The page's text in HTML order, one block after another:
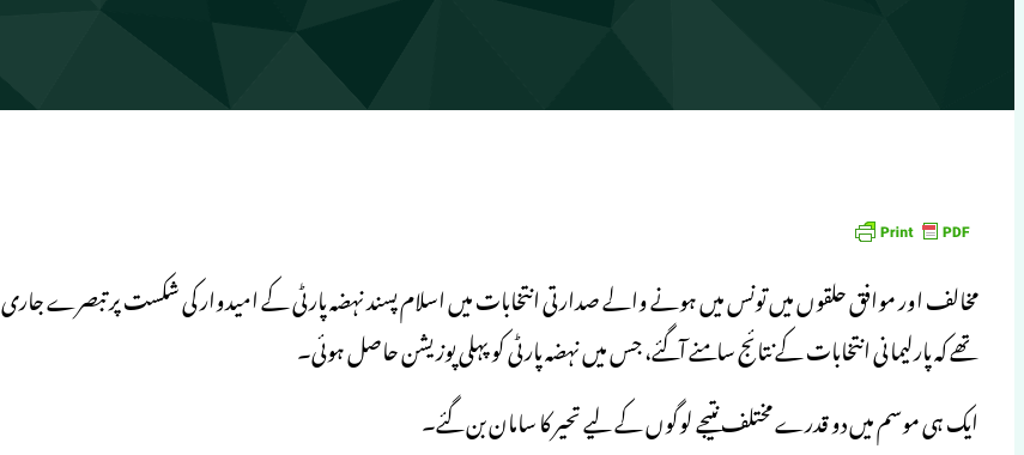
مخالف اور موافق حلقوں میں تونس میں ہونے والے صدارتی انتخابات میں اسلام پسند نہضہ پارٹی کے امیدوار کی شکست پر تبصرے جاری
تھے کہ پارلیمانی انتخابات کے نتائج سامنے آگئے، جس میں نہضہ پارٹی کو پہلی پوزیشن حاصل ہوئی۔
ایک ہی موسم میں دو قدرے مختلف نتیجے لوگوں کے لیے تحیر کا سامان بن گئے۔